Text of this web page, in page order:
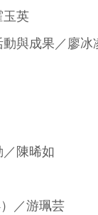
玉英
與成果／廖冰
陳晞如
／游珮芸